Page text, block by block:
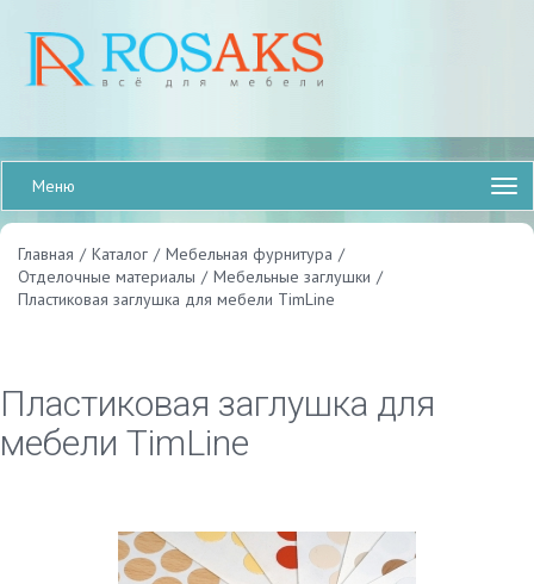
Меню
Главная / Каталог / Мебельная фурнитура /
Отделочные материалы / Мебельные заглушки /
Пластиковая заглушка для мебели TimLine
Пластиковая заглушка для
мебели TimLine